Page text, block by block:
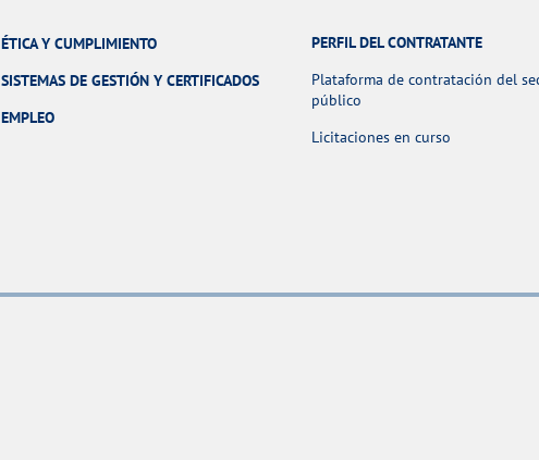
ÉTICA Y CUMPLIMIENTO
SISTEMAS DE GESTIÓN Y CERTIFICADOS
EMPLEO
PERFIL DEL CONTRATANTE
Plataforma de contratación del
público
Licitaciones en curso